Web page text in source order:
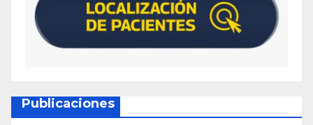
Publicaciones